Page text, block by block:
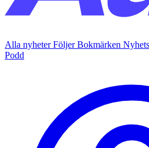
Alla nyheterFöljerBokmärken
Podd